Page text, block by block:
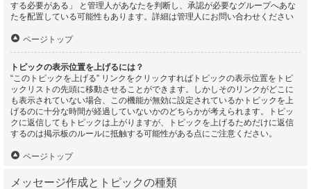
する必要がある」 と管理人があなたを判断し、承認が必要なグループへあな
たを配置している可能性もあります。詳細は管理人にお問い合わせください
ページトップ
トピックの表示位置を上げるには？
“このトピックを上げる” リンクをクリックすればトピックの表示位置をトピ
ックリストの先頭に移動させることができます。しかしそのリンクがどこに
も表示されていない場合、この機能が無効に設定されているかトピックを上
げるのに十分な時間が経過していないかのどちらかが考えられます。トピッ
クに返信してもトピックは上がりますが、トピックを上げるためだけに返信
するのは掲示板のルールに抵触する可能性がある点にご注意ください。
ページトップ
メッセージ作成とトピックの種類